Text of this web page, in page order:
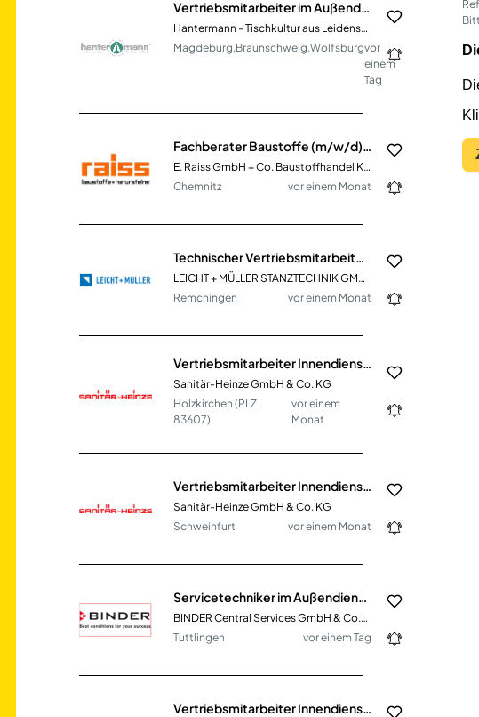
Vertriebsmitarbeiter im Außendienst Servietten/Gastronomiebedarf (m/w/d)
Hantermann - Tischkultur aus Leidenschaft GmbH & Co. KG
Magdeburg,Braunschweig,Wolfsburgvor
einem
Tag
E. Raiss GmbH + Co. Baustoffhandel KG
Chemnitz
vor einem Monat
LEICHT + MÜLLER STANZTECHNIK GMBH + CO. KG
Remchingen
vor einem Monat
Vertriebsmitarbeiter Innendienst SHK (m/w/d)
Sanitär-Heinze GmbH & Co. KG
Holzkirchen (PLZ
83607)
vor einem
Monat
Vertriebsmitarbeiter Innendienst SHK (m/w/d)
Sanitär-Heinze GmbH & Co. KG
Schweinfurt
vor einem Monat
Servicetechniker im Außendienst (m/w/d) Region Karlsruhe, Stuttgart, Ulm
BINDER Central Services GmbH & Co.KG
Tuttlingen
vor einem Tag
Vertriebsmitarbeiter Innendienst SHK (m/w/d)